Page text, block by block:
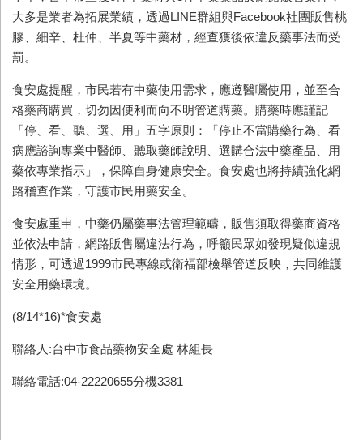
大多是業者為拓展業績，透過LINE群組與Facebook社團販售桃
膠、細辛、杜仲、半夏等中藥材，經查獲後依違反藥事法而受
罰。
食安處提醒，市民若有中藥使用需求，應遵醫囑使用，並至合
格藥商購買，切勿因便利而向不明管道購藥。購藥時應謹記
「停、看、聽、選、用」五字原則：「停止不當購藥行為、看
病應諮詢專業中醫師、聽取藥師說明、選購合法中藥產品、用
藥依專業指示」，保障自身健康安全。食安處也將持續強化網
路稽查作業，守護市民用藥安全。
食安處重申，中藥仍屬藥事法管理範疇，販售須取得藥商資格
並依法申請，網路販售屬違法行為，呼籲民眾如發現疑似違規
情形，可透過1999市民專線或衛福部檢舉管道反映，共同維護
安全用藥環境。
(8/14*16)*食安處
聯絡人:台中市食品藥物安全處 林組長
聯絡電話:04-22220655分機3381